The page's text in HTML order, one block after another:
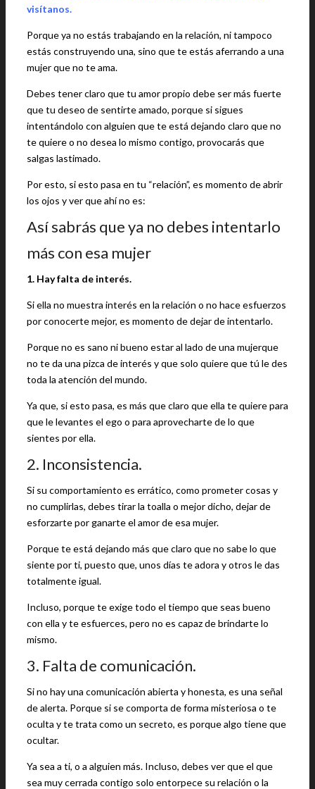
visítanos.
Porque ya no estás trabajando en la relación, ni tampoco
estás construyendo una, sino que te estás aferrando a una
mujer que no te ama.
Debes tener claro que tu amor propio debe ser más fuerte
que tu deseo de sentirte amado, porque si sigues
intentándolo con alguien que te está dejando claro que no
te quiere o no desea lo mismo contigo, provocarás que
salgas lastimado.
Por esto, si esto pasa en tu “relación”, es momento de abrir
los ojos y ver que ahí no es:
Así sabrás que ya no debes intentarlo
más con esa mujer
1. Hay falta de interés.
Si ella no muestra interés en la relación o no hace esfuerzos
por conocerte mejor, es momento de dejar de intentarlo.
Porque no es sano ni bueno estar al lado de una mujerque
no te da una pizca de interés y que solo quiere que tú le des
toda la atención del mundo.
Ya que, si esto pasa, es más que claro que ella te quiere para
que le levantes el ego o para aprovecharte de lo que
sientes por ella.
2. Inconsistencia.
Si su comportamiento es errático, como prometer cosas y
no cumplirlas, debes tirar la toalla o mejor dicho, dejar de
esforzarte por ganarte el amor de esa mujer.
Porque te está dejando más que claro que no sabe lo que
siente por ti, puesto que, unos días te adora y otros le das
totalmente igual.
Incluso, porque te exige todo el tiempo que seas bueno
con ella y te esfuerces, pero no es capaz de brindarte lo
mismo.
3. Falta de comunicación.
Si no hay una comunicación abierta y honesta, es una señal
de alerta. Porque si se comporta de forma misteriosa o te
oculta y te trata como un secreto, es porque algo tiene que
ocultar.
Ya sea a ti, o a alguien más. Incluso, debes ver que el que
sea muy cerrada contigo solo entorpece su relación o la